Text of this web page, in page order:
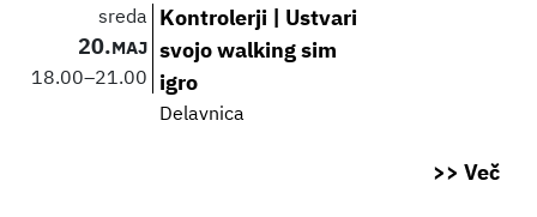
sreda
20. MAJ
18.00–21.00
Kontrolerji | Ustvari
svojo walking sim
igro
Delavnica
>> Več